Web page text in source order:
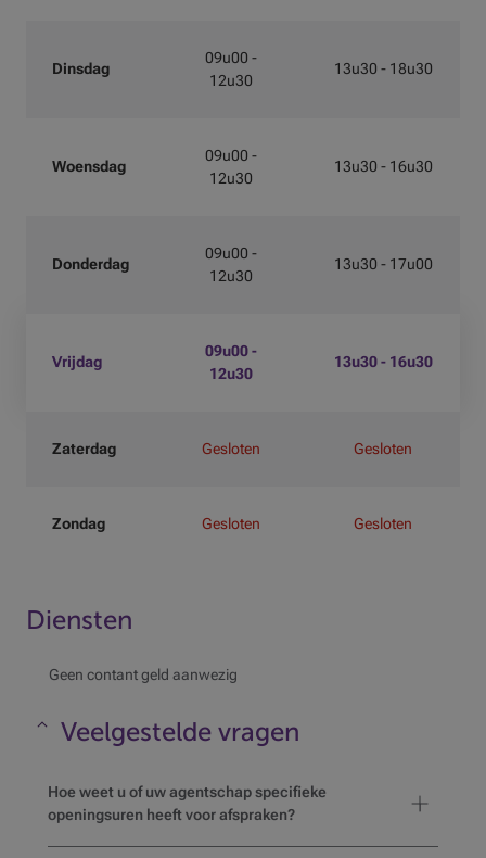
Dinsdag
09u00 -
12u30
13u30 - 18u30
Woensdag
09u00 -
12u30
13u30 - 16u30
Donderdag
09u00 -
12u30
13u30 - 17u00
Vrijdag
09u00 -
12u30
13u30 - 16u30
Zaterdag Gesloten Gesloten
Zondag Gesloten Gesloten
Diensten
Geen contant geld aanwezig
Maskeren
Veelgestelde vragen
Hoe weet u of uw agentschap specifieke
openingsuren heeft voor afspraken?